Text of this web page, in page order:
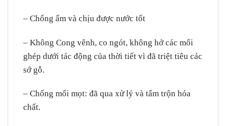
– Chống ẩm và chịu được nước tốt
– Không Cong vênh, co ngót, không hở các mối
ghép dưới tác động của thời tiết vì đã triệt tiêu các
sớ gỗ.
– Chống mối mọt: đã qua xử lý và tẩm trộn hóa
chất.